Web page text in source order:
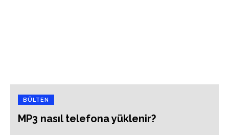
BÜLTEN
MP3 nasıl telefona yüklenir?